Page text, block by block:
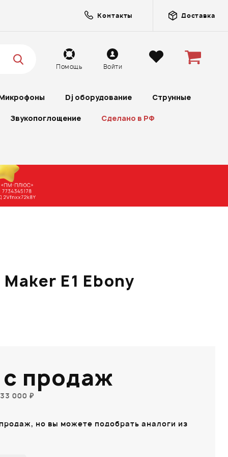
Контакты Доставка
Помощь Войти
Dj оборудование Струнные
Звукопоглощение Сделано в РФ
E1 Ebony
продаж
000 ₽
но вы можете подобрать аналоги из